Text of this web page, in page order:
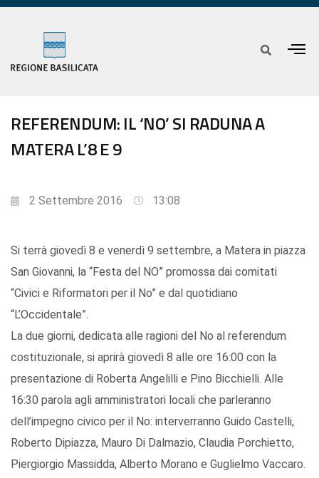
REFERENDUM: IL ‘NO’ SI RADUNA A
MATERA L’8 E 9
2 Settembre 2016 13:08
Si terrà giovedì 8 e venerdì 9 settembre, a Matera in piazza
San Giovanni, la “Festa del NO” promossa dai comitati
“Civici e Riformatori per il No” e dal quotidiano
“L’Occidentale”.
La due giorni, dedicata alle ragioni del No al referendum
costituzionale, si aprirà giovedì 8 alle ore 16:00 con la
presentazione di Roberta Angelilli e Pino Bicchielli. Alle
16:30 parola agli amministratori locali che parleranno
dell’impegno civico per il No: interverranno Guido Castelli,
Roberto Dipiazza, Mauro Di Dalmazio, Claudia Porchietto,
Piergiorgio Massidda, Alberto Morano e Guglielmo Vaccaro.